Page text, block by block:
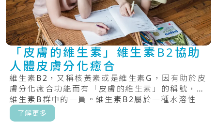
「皮膚的維生素」維生素B2協助
人體皮膚分化癒合
維生素B2，又稱核黃素或是維生素G，因有助於皮
膚分化癒合功能而有「皮膚的維生素」的稱號，為
維生素B群中的一員。維生素B2屬於一種水溶性
維.....
了解更多